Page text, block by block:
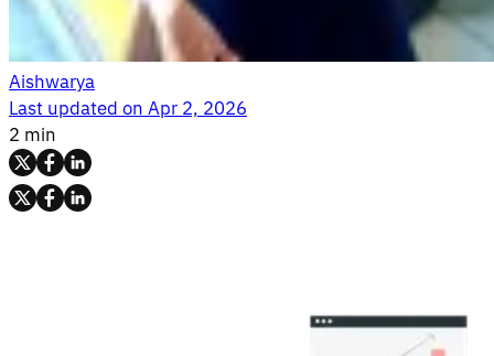
Aishwarya
Last updated onApr 2, 2026
2 min